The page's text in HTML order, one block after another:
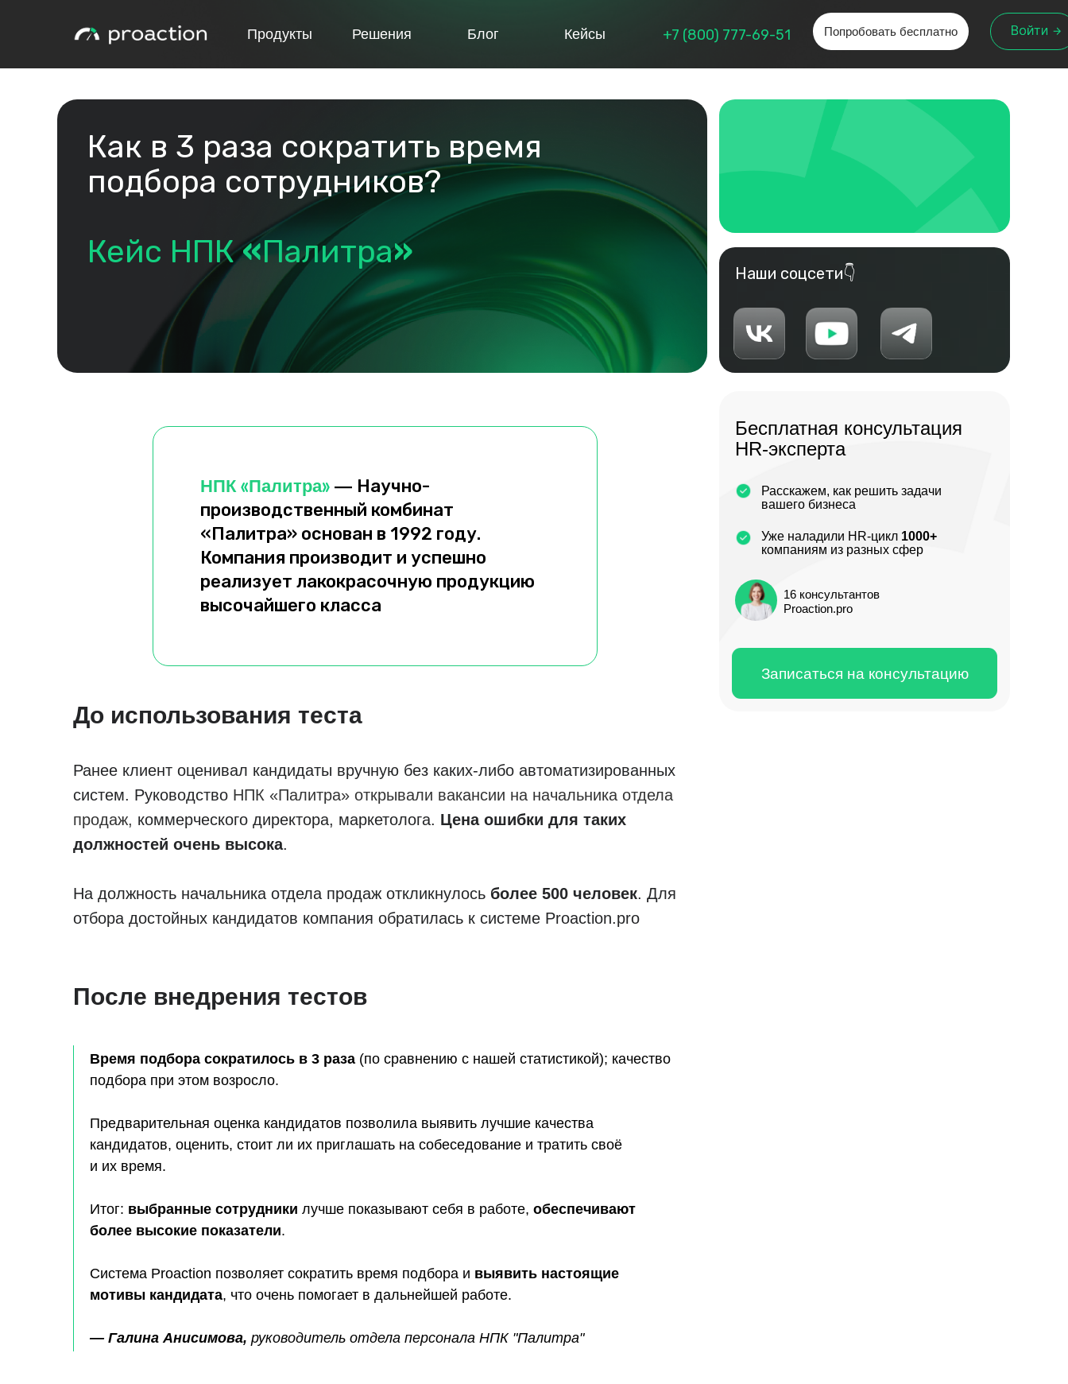
+7 (800) 777-69-51 Попробовать бесплатно
Продукты Блог Кейсы
Решения Войти
Наши соцсети👇
Как в 3 раза сократить время
подбора сотрудников?
Кейс НПК«Палитра»
Бесплатная консультация
HR-эксперта
Записаться на консультацию
16 консультантов
Proaction.pro
Расскажем, как решить задачи
вашего бизнеса
Уже наладили HR-цикл 1000+
компаниям из разных сфер
НПК «Палитра» — Научно-
производственный комбинат
«Палитра» основан в 1992 году.
Компания производит и успешно
реализует лакокрасочную продукцию
высочайшего класса
До использования теста
Ранее клиент оценивал кандидаты вручную без каких-либо автоматизированных
систем. Руководство НПК «Палитра» открывали вакансии на начальника отдела
продаж, коммерческого директора, маркетолога. Цена ошибки для таких
должностей очень высока.
На должность начальника отдела продаж откликнулось более 500 человек. Для
отбора достойных кандидатов компания обратилась к системе Proaction.pro
После внедрения тестов
Время подбора сократилось в 3 раза (по сравнению с нашей статистикой); качество
подбора при этом возросло.
Предварительная оценка кандидатов позволила выявить лучшие качества
кандидатов, оценить, стоит ли их приглашать на собеседование и тратить своё
и их время.
Итог: выбранные сотрудники лучше показывают себя в работе, обеспечивают
более высокие показатели.
Система Proaction позволяет сократить время подбора и выявить настоящие
мотивы кандидата, что очень помогает в дальнейшей работе.
— Галина Анисимова, руководитель отдела персонала НПК "Палитра"